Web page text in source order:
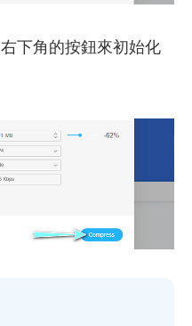
右下角的按鈕來初始化